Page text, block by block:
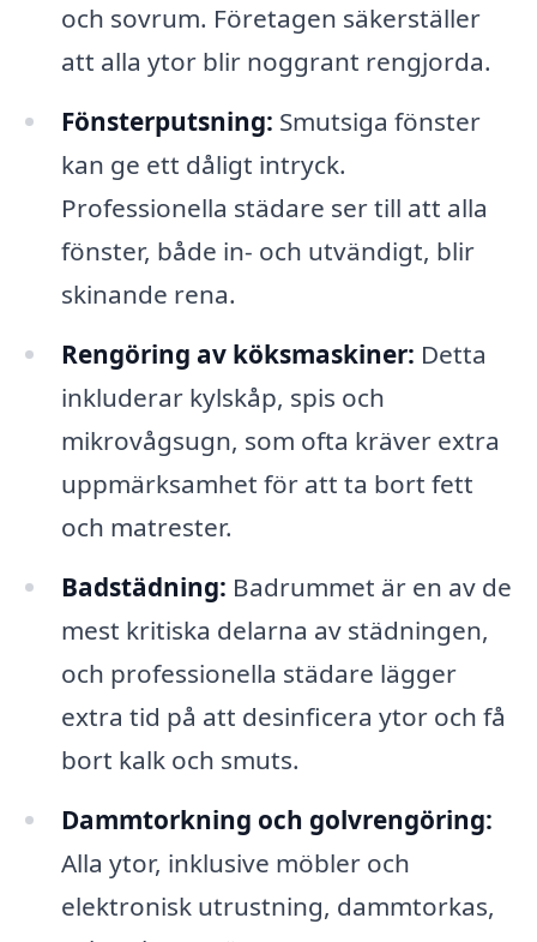
och sovrum. Företagen säkerställer
att alla ytor blir noggrant rengjorda.
Fönsterputsning: Smutsiga fönster
kan ge ett dåligt intryck.
Professionella städare ser till att alla
fönster, både in- och utvändigt, blir
skinande rena.
Rengöring av köksmaskiner: Detta
inkluderar kylskåp, spis och
mikrovågsugn, som ofta kräver extra
uppmärksamhet för att ta bort fett
och matrester.
Badstädning: Badrummet är en av de
mest kritiska delarna av städningen,
och professionella städare lägger
extra tid på att desinficera ytor och få
bort kalk och smuts.
Dammtorkning och golvrengöring:
Alla ytor, inklusive möbler och
elektronisk utrustning, dammtorkas,